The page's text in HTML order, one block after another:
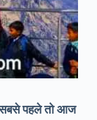
सबसे पहले तो आज